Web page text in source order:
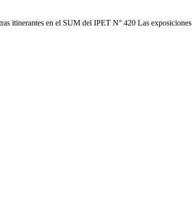
itinerantes en el SUM del IPET N° 420 Las exposiciones